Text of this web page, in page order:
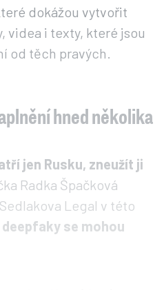
dokážou vytvořit
videa i texty, které jsou
od těch pravých.
hned několika
jen Rusku, zneužít ji
Radka Špačková
Legal v této
deepfaky se mohou